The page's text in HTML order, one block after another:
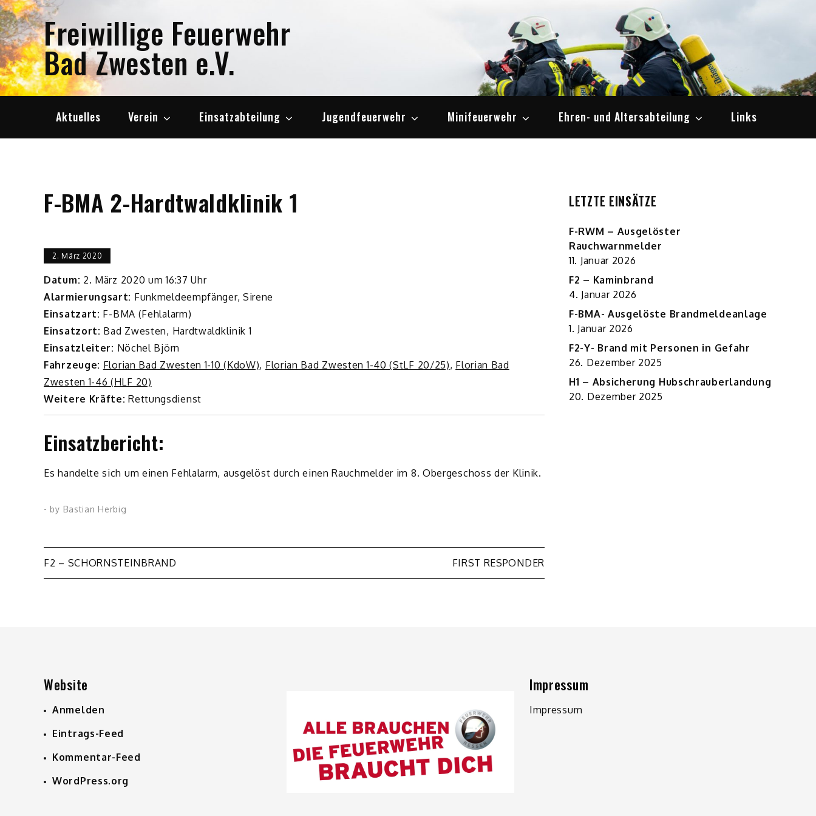
Skip
to
content Freiwillige Feuerwehr
Bad Zwesten e.V.
Aktuelles Verein Einsatzabteilung Jugendfeuerwehr Minifeuerwehr Ehren- und Altersabteilung Links
F-BMA 2-Hardtwaldklinik 1
2. März 2020
Datum: 2. März 2020 um 16:37 Uhr
Alarmierungsart: Funkmeldeempfänger, Sirene
Einsatzart: F-BMA (Fehlalarm)
Einsatzort: Bad Zwesten, Hardtwaldklinik 1
Einsatzleiter: Nöchel Björn
Fahrzeuge: Florian Bad Zwesten 1-10 (KdoW), Florian Bad Zwesten 1-40 (StLF 20/25), Florian Bad
Zwesten 1-46 (HLF 20)
Weitere Kräfte: Rettungsdienst
Einsatzbericht:
Es handelte sich um einen Fehlalarm, ausgelöst durch einen Rauchmelder im 8. Obergeschoss der Klinik.
- by Bastian Herbig
Beitragsnavigation
F2 – SCHORNSTEINBRAND FIRST RESPONDER
LETZTE EINSÄTZE
F-RWM – Ausgelöster
Rauchwarnmelder
11. Januar 2026
F2 – Kaminbrand
4. Januar 2026
F-BMA- Ausgelöste Brandmeldeanlage
1. Januar 2026
F2-Y- Brand mit Personen in Gefahr
26. Dezember 2025
H1 – Absicherung Hubschrauberlandung
20. Dezember 2025
Website
Anmelden
Eintrags-Feed
Kommentar-Feed
WordPress.org
Impressum
Impressum